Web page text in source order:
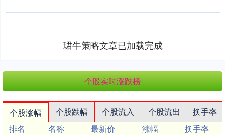
珺牛策略文章已加载完成
个股实时涨跌榜
个股涨幅 个股跌幅 个股流入 个股流出
换手率
排名
名称 最新价 涨幅
换手率